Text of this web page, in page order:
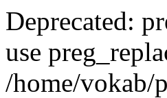
Deprecated:
use
/home/vokab/